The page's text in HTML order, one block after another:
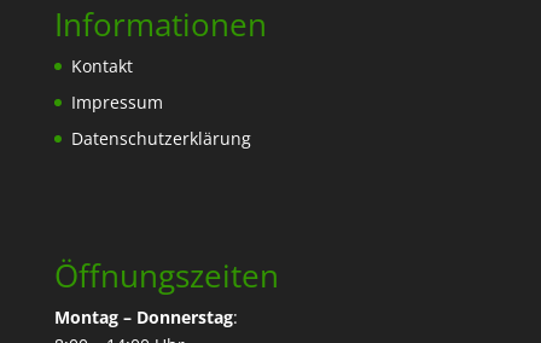
Informationen
Kontakt
Impressum
Datenschutzerklärung
Öffnungszeiten
Montag – Donnerstag: